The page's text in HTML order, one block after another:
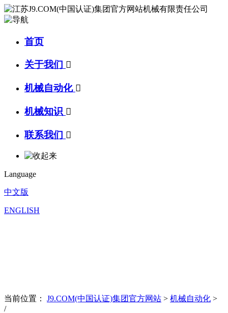
首页
关于我们 
机械自动化 
机械知识 
联系我们 
Language
中文版
ENGLISH
当前位置： J9.COM(中国认证)集团官方网站 > 机械自动化 >
/